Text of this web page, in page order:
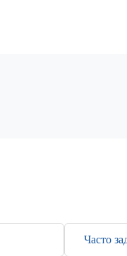
Часто